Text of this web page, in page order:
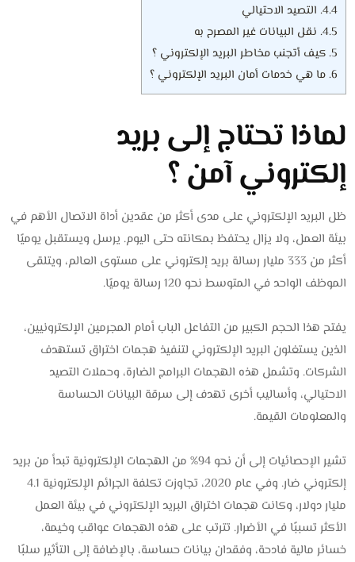
4.4. التصيد الاحتيالي
4.5. نقل البيانات غير المصرح به
5. كيف أتجنب مخاطر البريد الإلكتروني ؟
6. ما هي خدمات أمان البريد الإلكتروني ؟
لماذا تحتاج إلى بريد
إلكتروني آمن ؟
ظل البريد الإلكتروني على مدى أكثر من عقدين أداة الاتصال الأهم في
بيئة العمل، ولا يزال يحتفظ بمكانته حتى اليوم. يرسل ويستقبل يوميًا
أكثر من 333 مليار رسالة بريد إلكتروني على مستوى العالم، ويتلقى
الموظف الواحد في المتوسط نحو 120 رسالة يوميًا.
يفتح هذا الحجم الكبير من التفاعل الباب أمام المجرمين الإلكترونيين،
الذين يستغلون البريد الإلكتروني لتنفيذ هجمات اختراق تستهدف
الشركات. وتشمل هذه الهجمات البرامج الضارة، وحملات التصيد
الاحتيالي، وأساليب أخرى تهدف إلى سرقة البيانات الحساسة
والمعلومات القيمة.
تشير الإحصائيات إلى أن نحو 94% من الهجمات الإلكترونية تبدأ من بريد
إلكتروني ضار. وفي عام 2020، تجاوزت تكلفة الجرائم الإلكترونية 4.1
مليار دولار، وكانت هجمات اختراق البريد الإلكتروني في بيئة العمل
الأكثر تسببًا في الأضرار. تترتب على هذه الهجمات عواقب وخيمة،
خسائر مالية فادحة، وفقدان بيانات حساسة، بالإضافة إلى التأثير سلبًا